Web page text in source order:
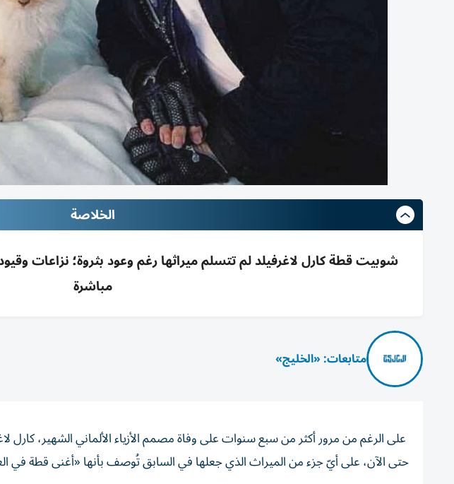
الخلاصة
شوبيت قطة كارل لاغرفيلد لم تتسلم ميراثها رغم وعود بثروة؛ نزاعات
مباشرة
متابعات: «الخليج»
على الرغم من مرور أكثر من سبع سنوات على وفاة مصمم الأزياء الألماني الشهير،
حتى الآن، على أيّ جزء من الميراث الذي جعلها في السابق تُوصف بأنها «أغنى قطة في